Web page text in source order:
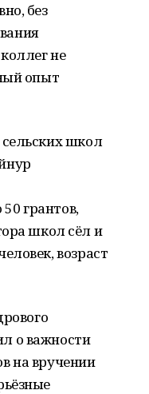
без
не
опыт
школ
грантов,
школ сёл и
возраст
о важности
на вручении